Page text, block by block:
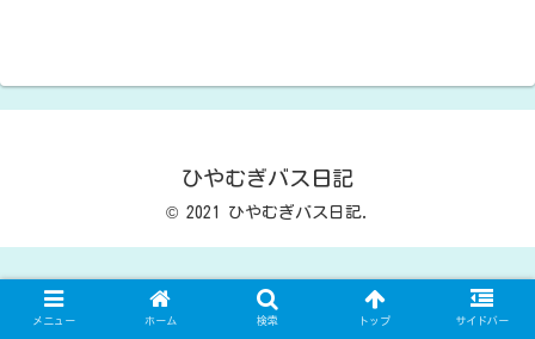
ひやむぎバス日記
© 2021 ひやむぎバス日記.
メニュー ホーム 検索 トップ サイドバー